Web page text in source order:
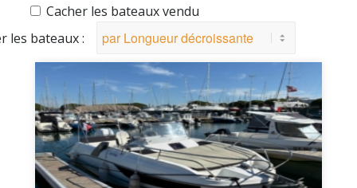
Cacher les bateaux vendu
les bateaux :